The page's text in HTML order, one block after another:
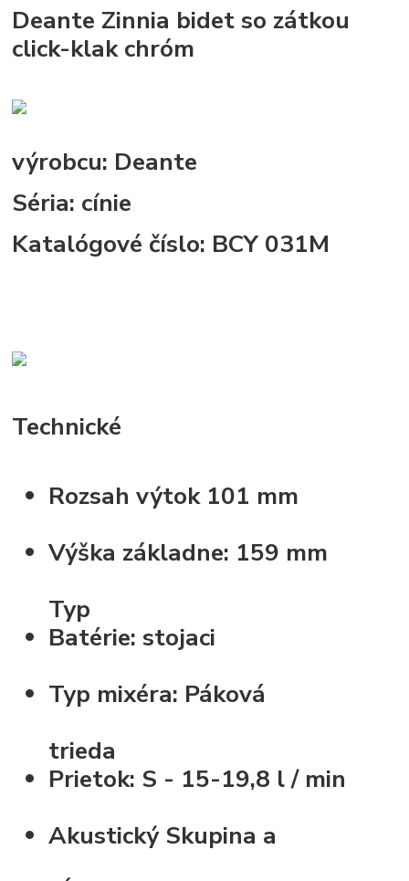
Deante Zinnia bidet so zátkou
click-klak chróm
výrobcu: Deante
Séria: cínie
Katalógové číslo: BCY 031M
Technické
Rozsah výtok 101 mm
Výška základne: 159 mm
Typ
Batérie:stojaci
Typ mixéra: Páková
trieda
Prietok: S - 15-19,8 l / min
Akustický Skupina a